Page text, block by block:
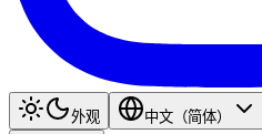
外观
中文（简体）